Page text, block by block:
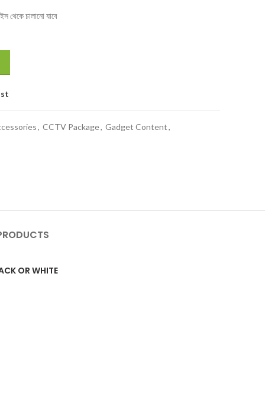
থেকে চালানো যাবে
, CCTV Package, Gadget Content,
OR WHITE